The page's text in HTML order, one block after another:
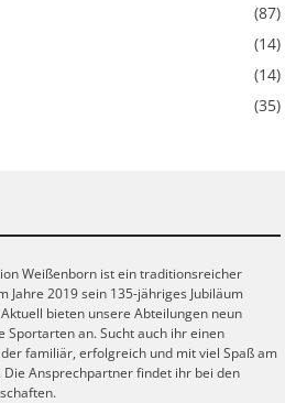
(87)
(14)
(14)
(35)
Weißenborn ist ein traditionsreicher
Jahre 2019 sein 135-jähriges Jubiläum
bieten unsere Abteilungen neun
Sportarten an. Sucht auch ihr einen
familiär, erfolgreich und mit viel Spaß am
Ansprechpartner findet ihr bei den